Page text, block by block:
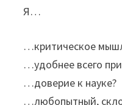
Я…
…критическое
…удобнее всего
…доверие к науке?
…любопытный,